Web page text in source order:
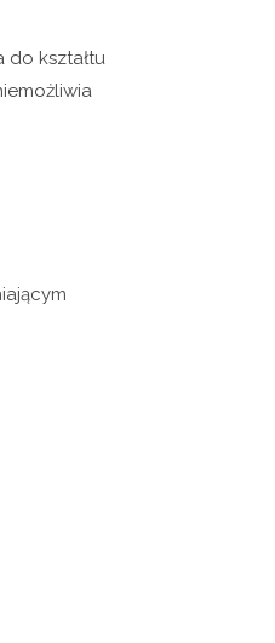
do kształtu